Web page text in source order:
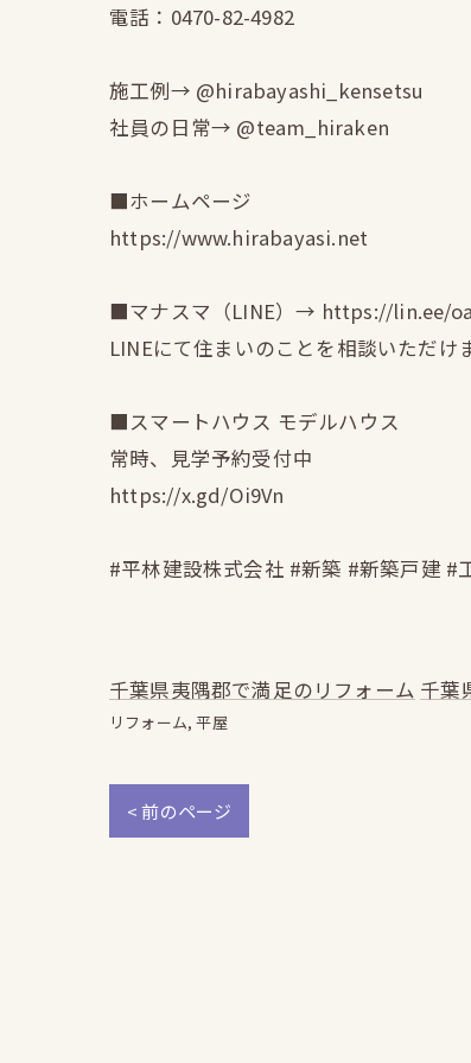
電話：0470-82-4982
施工例→ @hirabayashi_kensetsu
社員の日常→ @team_hiraken
■ホームページ
https://www.hirabayasi.net
■マナスマ（LINE）→ https://lin.ee/
LINEにて住まいのことを相談いただ
■スマートハウス モデルハウス
常時、見学予約受付中
https://x.gd/Oi9Vn
#平林建設株式会社 #新築 #新築戸建
千葉県夷隅郡で満足のリフォーム 千葉
リフォーム 平屋
< 前のページ